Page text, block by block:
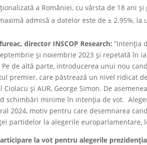
a României, cu vârsta de 18 ani și
admisă a datelor este de ± 2.95%,
director INSCOP Research: ”Intenția
și noiembrie 2023 și repetată în
de altă parte, introducerea unui nou
premier, care păstrează un nivel ridicat
Ciolacu și AUR, George Simon. De
schimbări minime în intenția de vot.
2024, motiv pentru care desemnarea
partidelor la alegerile europarlamentare,
la vot pentru alegerile